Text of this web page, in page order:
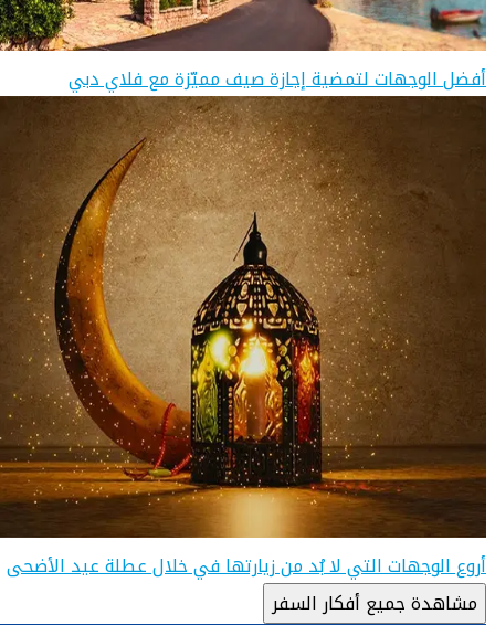
أفضل الوجهات لتمضية إجازة صيف مميّزة مع فلاي دبي
أروع الوجهات التي لا بُد من زيارتها في خلال عطلة عيد الأضحى
مشاهدة جميع أفكار السفر